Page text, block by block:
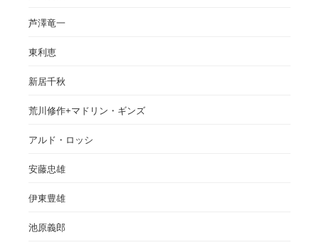
芦澤竜一
東利恵
新居千秋
荒川修作+マドリン・ギンズ
アルド・ロッシ
安藤忠雄
伊東豊雄
池原義郎